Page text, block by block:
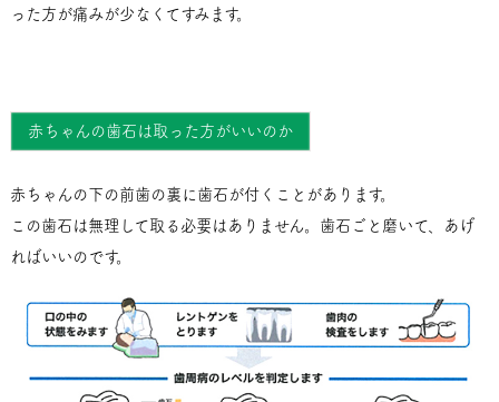
った方が痛みが少なくてすみます。
赤ちゃんの歯石は取った方がいいのか
赤ちゃんの下の前歯の裏に歯石が付くことがあります。
この歯石は無理して取る必要はありません。歯石ごと磨いて、あげ
ればいいのです。